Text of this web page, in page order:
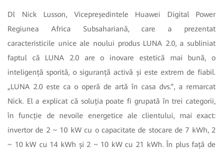
Dl Nick Lusson, Vicepreședintele Huawei Digital Power
Regiunea Africa Subsahariană, care a prezentat
caracteristicile unice ale noului produs LUNA 2.0, a subliniat
faptul că LUNA 2.0 are o inovare estetică mai bună, o
inteligență sporită, o siguranță activă și este extrem de fiabil.
„LUNA 2.0 este ca o operă de artă în casa dvs.”, a remarcat
Nick. El a explicat că soluția poate fi grupată în trei categorii,
în funcție de nevoile energetice ale clientului, mai exact:
invertor de 2 ~ 10 kW cu o capacitate de stocare de 7 kWh, 2
~ 10 kW cu 14 kWh și 2 ~ 10 kW cu 21 kWh. În plus față de